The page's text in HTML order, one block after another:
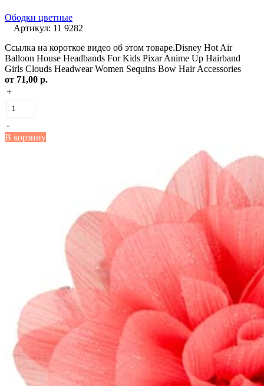
Ободки цветные
Артикул: 11 9282
Ссылка на короткое видео об этом товаре.Disney Hot Air
Balloon House Headbands For Kids Pixar Anime Up Hairband
Girls Clouds Headwear Women Sequins Bow Hair Accessories
от 71,00 р.
+
-
В корзину